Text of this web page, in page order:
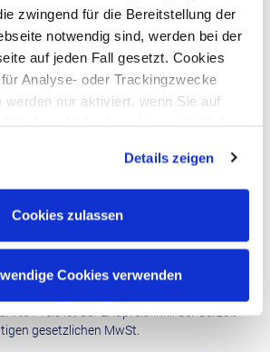
zwingend für die Bereitstellung der
notwendig sind, werden bei der
auf jeden Fall gesetzt. Cookies
Analyse- oder Trackingzwecke
werden nur aktiviert, wenn Sie auf
Datenschutzerklärung—
Details zeigen
Cookies zulassen
Cookies verwenden
SUP-Events (Firmen-Incentive,
nicht über das Buchungssystem
Die jeweils gültigen Preise für den
gesetzlichen MwSt.